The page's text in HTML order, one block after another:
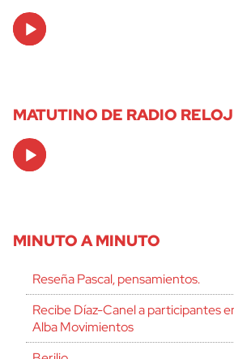
Audio
Player
MATUTINO DE RADIO
Audio
Player
MINUTO A MINUTO
Reseña Pascal, pensamientos.
Recibe Díaz-Canel a participantes
Alba Movimientos